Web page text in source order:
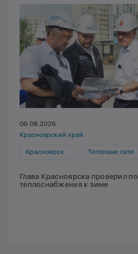
06.08.2026
Красноярский край
Красноярск Тепловые сети
Глава Красноярска проверил
теплоснабжения к зиме